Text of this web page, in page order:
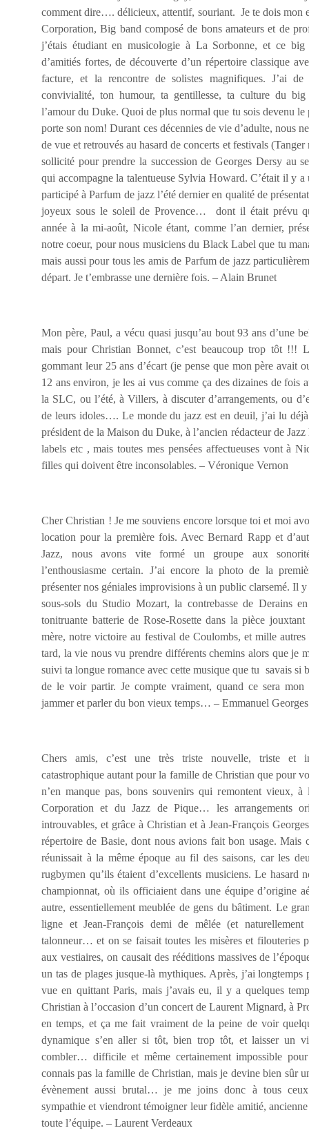
comment dire…. délicieux, attentif, souriant. Je te dois mon
Corporation, Big band composé de bons amateurs et de
j’étais étudiant en musicologie à La Sorbonne, et ce
d’amitiés fortes, de découverte d’un répertoire classique
facture, et la rencontre de solistes magnifiques. J’ai
convivialité, ton humour, ta gentillesse, ta culture du
l’amour du Duke. Quoi de plus normal que tu sois devenu le
porte son nom! Durant ces décennies de vie d’adulte, nous
de vue et retrouvés au hasard de concerts et festivals
sollicité pour prendre la succession de Georges Dersy au
qui accompagne la talentueuse Sylvia Howard. C’était il y
participé à Parfum de jazz l’été dernier en qualité de
joyeux sous le soleil de Provence… dont il était prévu
année à la mi-août, Nicole étant, comme l’an dernier,
notre coeur, pour nous musiciens du Black Label que tu
mais aussi pour tous les amis de Parfum de jazz
départ. Je t’embrasse une dernière fois. – Alain Brunet
Mon père, Paul, a vécu quasi jusqu’au bout 93 ans d’une
mais pour Christian Bonnet, c’est beaucoup trop tôt !!!
gommant leur 25 ans d’écart (je pense que mon père avait
12 ans environ, je les ai vus comme ça des dizaines de fois
la SLC, ou l’été, à Villers, à discuter d’arrangements, ou
de leurs idoles…. Le monde du jazz est en deuil, j’ai lu
président de la Maison du Duke, à l’ancien rédacteur de
labels etc , mais toutes mes pensées affectueuses vont à
filles qui doivent être inconsolables. – Véronique Vernon
Cher Christian ! Je me souviens encore lorsque toi et moi
location pour la première fois. Avec Bernard Rapp et
Jazz, nous avons vite formé un groupe aux
l’enthousiasme certain. J’ai encore la photo de la
présenter nos géniales improvisions à un public clarsemé. Il
sous-sols du Studio Mozart, la contrebasse de Derains
tonitruante batterie de Rose-Rosette dans la pièce
mère, notre victoire au festival de Coulombs, et mille
tard, la vie nous vu prendre différents chemins alors que je
suivi ta longue romance avec cette musique que tu savais si
de le voir partir. Je compte vraiment, quand ce sera
jammer et parler du bon vieux temps… – Emmanuel Georges
Chers amis, c’est une très triste nouvelle, triste et
catastrophique autant pour la famille de Christian que pour
n’en manque pas, bons souvenirs qui remontent vieux,
Corporation et du Jazz de Pique… les arrangements
introuvables, et grâce à Christian et à Jean-François
répertoire de Basie, dont nous avions fait bon usage. Mais
réunissait à la même époque au fil des saisons, car les
rugbymen qu’ils étaient d’excellents musiciens. Le hasard
championnat, où ils officiaient dans une équipe d’origine
autre, essentiellement meublée de gens du bâtiment. Le
ligne et Jean-François demi de mêlée (et
talonneur… et on se faisait toutes les misères et filouteries
aux vestiaires, on causait des rééditions massives de
un tas de plages jusque-là mythiques. Après, j’ai
vue en quittant Paris, mais j’avais eu, il y a quelques
Christian à l’occasion d’un concert de Laurent Mignard, à
en temps, et ça me fait vraiment de la peine de voir
dynamique s’en aller si tôt, bien trop tôt, et laisser un
combler… difficile et même certainement impossible
connais pas la famille de Christian, mais je devine bien sûr
évènement aussi brutal… je me joins donc à tous
sympathie et viendront témoigner leur fidèle amitié,
toute l’équipe. – Laurent Verdeaux